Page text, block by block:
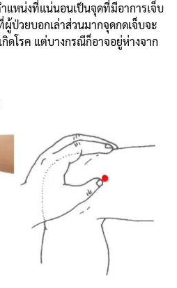
แหน่งที่แน่นอนเป็นจุดที่มีอาการเจ็บ
ป่วยบอกเล่าส่วนมากจุดกดเจ็บจะ
ดโรค แต่บางกรณีก็อาจอยู่ห่างจาก